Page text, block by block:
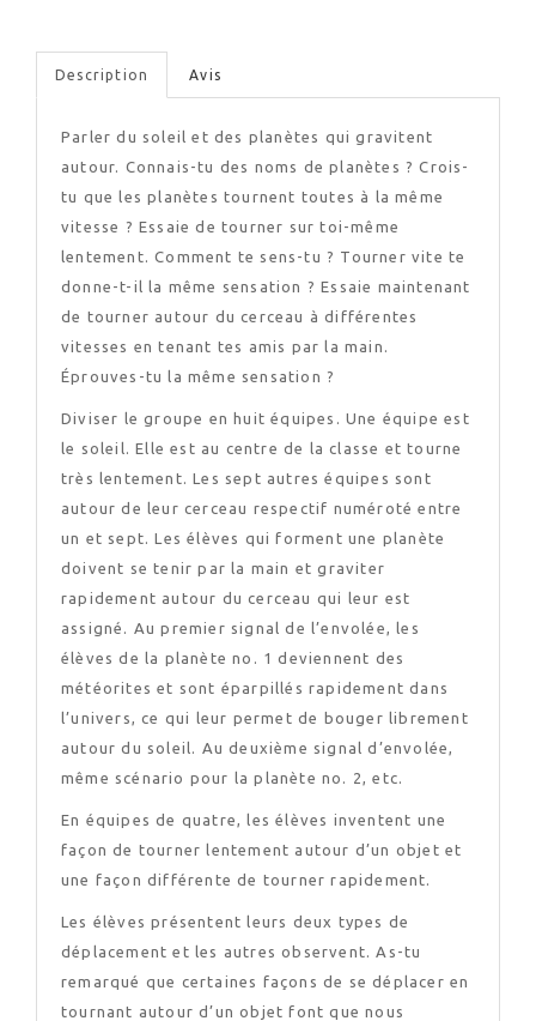
Description Avis
Parler du soleil et des planètes qui gravitent
autour. Connais-tu des noms de planètes ? Crois-
tu que les planètes tournent toutes à la même
vitesse ? Essaie de tourner sur toi-même
lentement. Comment te sens-tu ? Tourner vite te
donne-t-il la même sensation ? Essaie maintenant
de tourner autour du cerceau à différentes
vitesses en tenant tes amis par la main.
Éprouves-tu la même sensation ?
Diviser le groupe en huit équipes. Une équipe est
le soleil. Elle est au centre de la classe et tourne
très lentement. Les sept autres équipes sont
autour de leur cerceau respectif numéroté entre
un et sept. Les élèves qui forment une planète
doivent se tenir par la main et graviter
rapidement autour du cerceau qui leur est
assigné. Au premier signal de l’envolée, les
élèves de la planète no. 1 deviennent des
météorites et sont éparpillés rapidement dans
l’univers, ce qui leur permet de bouger librement
autour du soleil. Au deuxième signal d’envolée,
même scénario pour la planète no. 2, etc.
En équipes de quatre, les élèves inventent une
façon de tourner lentement autour d’un objet et
une façon différente de tourner rapidement.
Les élèves présentent leurs deux types de
déplacement et les autres observent. As-tu
remarqué que certaines façons de se déplacer en
tournant autour d’un objet font que nous